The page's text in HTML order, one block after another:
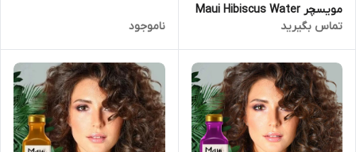
مویسچر Maui Hibiscus Water
تماس بگیرید
ناموجود